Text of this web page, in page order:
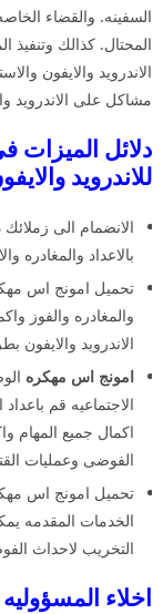
السفينه. والقضاء
المحتال. كذالك وتنفيذ
الاندرويد والايفون
مشاكل على الاندرويد
للاندرويد
الانضمام الى زملائك
بالاعداد
تحميل امونج اس
والمغادره والفوز
الاندرويد والايفون
امونج اس مهكره
الاجتماعيه قم
اكمال جميع المهام
الفوضى وعمليات
تحميل امونج اس
الخدمات المقدمه
التخريب لاحداث
اخلاء المسؤوليه